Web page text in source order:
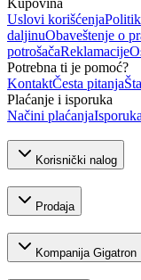
Uslovi korišćenja
daljinuObaveštenje o
potrošačaReklamacije
Potrebna ti je pomoć?
KontaktČesta pitanja
Plaćanje i isporuka
Načini plaćanjaIsporuka
Korisnički nalog
Prodaja
Kompanija Gigatron